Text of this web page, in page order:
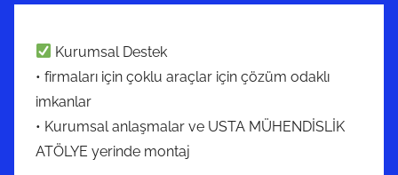
Kurumsal Destek
• firmaları için çoklu araçlar için çözüm odaklı
imkanlar
• Kurumsal anlaşmalar ve USTA MÜHENDİSLİK
ATÖLYE yerinde montaj